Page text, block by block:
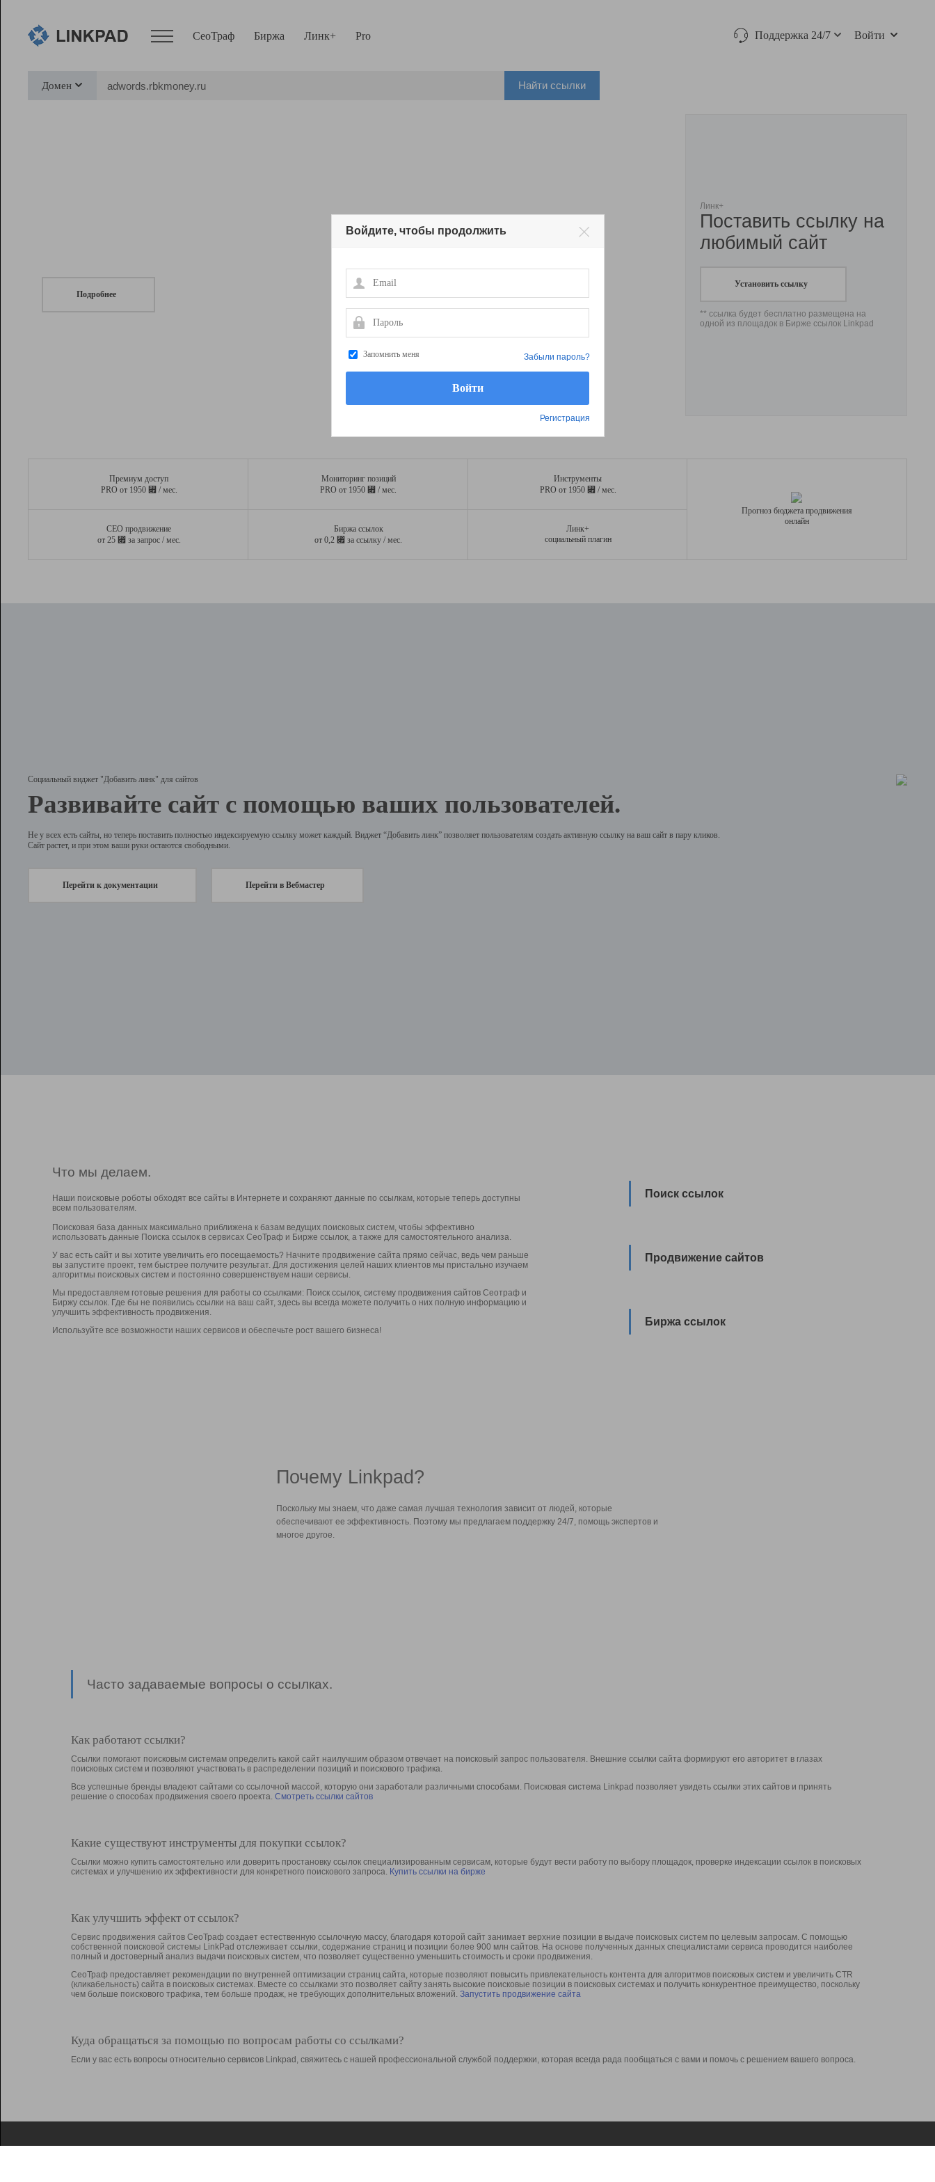
СеоТраф Биржа Линк+ Pro Поддержка 24/7 Войти
Домен Найти ссылки
Подробнее
Линк+
Поставить ссылку на
любимый сайт
Установить ссылку
** ссылка будет бесплатно размещена на
одной из площадок в Бирже ссылок Linkpad
Премиум доступ
PRO от 1950 ⃏ / мес.
Мониторинг позиций
PRO от 1950 ⃏ / мес.
Инструменты
PRO от 1950 ⃏ / мес.
СЕО продвижение
от 25 ⃏ за запрос / мес.
Биржа ссылок
от 0,2 ⃏ за ссылку / мес.
Линк+
социальный плагин
Прогноз бюджета продвижения
онлайн
Социальный виджет "Добавить линк" для сайтов
Развивайте сайт с помощью ваших пользователей.
Не у всех есть сайты, но теперь поставить полностью индексируемую ссылку может каждый. Виджет “Добавить линк” позволяет пользователям создать активную ссылку на ваш сайт в пару кликов.
Сайт растет, и при этом ваши руки остаются свободными.
Перейти к документации Перейти в Вебмастер
Что мы делаем.
Наши поисковые роботы обходят все сайты в Интернете и сохраняют данные по ссылкам, которые теперь доступны
всем пользователям.
Поисковая база данных максимально приближена к базам ведущих поисковых систем, чтобы эффективно
использовать данные Поиска ссылок в сервисах СеоТраф и Бирже ссылок, а также для самостоятельного анализа.
У вас есть сайт и вы хотите увеличить его посещаемость? Начните продвижение сайта прямо сейчас, ведь чем раньше
вы запустите проект, тем быстрее получите результат. Для достижения целей наших клиентов мы пристально изучаем
алгоритмы поисковых систем и постоянно совершенствуем наши сервисы.
Мы предоставляем готовые решения для работы со ссылками: Поиск ссылок, систему продвижения сайтов Сеотраф и
Биржу ссылок. Где бы не появились ссылки на ваш сайт, здесь вы всегда можете получить о них полную информацию и
улучшить эффективность продвижения.
Используйте все возможности наших сервисов и обеспечьте рост вашего бизнеса!
Поиск ссылок
Продвижение сайтов
Биржа ссылок
Почему Linkpad?
Поскольку мы знаем, что даже самая лучшая технология зависит от людей, которые
обеспечивают ее эффективность. Поэтому мы предлагаем поддержку 24/7, помощь экспертов и
многое другое.
Часто задаваемые вопросы о ссылках.
Как работают ссылки?
Ссылки помогают поисковым системам определить какой сайт наилучшим образом отвечает на поисковый запрос пользователя. Внешние ссылки сайта формируют его авторитет в глазах
поисковых систем и позволяют участвовать в раcпределении позиций и поискового трафика.
Все успешные бренды владеют сайтами со ссылочной массой, которую они заработали различными способами. Поисковая система Linkpad позволяет увидеть ссылки этих сайтов и принять
решение о способах продвижения своего проекта. Смотреть ссылки сайтов
Какие существуют инструменты для покупки ссылок?
Ссылки можно купить самостоятельно или доверить простановку ссылок специализированным сервисам, которые будут вести работу по выбору площадок, проверке индексации ссылок в поисковых
системах и улучшению их эффективности для конкретного поискового запроса. Купить ссылки на бирже
Как улучшить эффект от ссылок?
Сервис продвижения сайтов СеоТраф создает естественную ссылочную массу, благодаря которой сайт занимает верхние позиции в выдаче поисковых систем по целевым запросам. С помощью
собственной поисковой системы LinkPad отслеживает ссылки, содержание страниц и позиции более 900 млн сайтов. На основе полученных данных специалистами сервиса проводится наиболее
полный и достоверный анализ выдачи поисковых систем, что позволяет существенно уменьшить стоимость и сроки продвижения.
СеоТраф предоставляет рекомендации по внутренней оптимизации страниц сайта, которые позволяют повысить привлекательность контента для алгоритмов поисковых систем и увеличить CTR
(кликабельность) сайта в поисковых системах. Вместе со ссылками это позволяет сайту занять высокие поисковые позиции в поисковых системах и получить конкурентное преимущество, поскольку
чем больше поискового трафика, тем больше продаж, не требующих дополнительных вложений. Запустить продвижение сайта
Куда обращаться за помощью по вопросам работы со ссылками?
Если у вас есть вопросы относительно сервисов Linkpad, свяжитесь с нашей профессиональной службой поддержки, которая всегда рада пообщаться с вами и помочь с решением вашего вопроса.
Войдите, чтобы продолжить
Email
Пароль
Запомнить меня
Регистрация
Забыли пароль?